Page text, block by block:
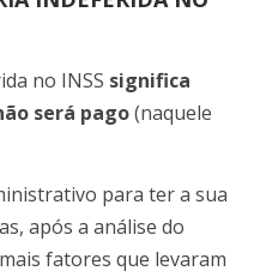
no INSS significa
será pago(naquele
para ter a sua
após a análise do
fatores que levaram